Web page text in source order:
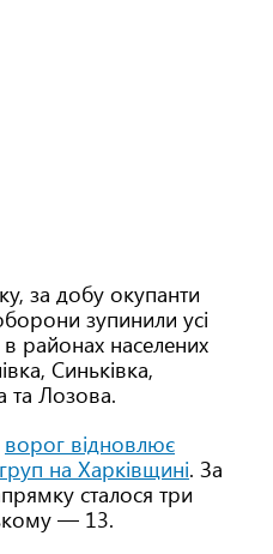
за добу окупанти
зупинили усі
районах населених
Синьківка,
та Лозова.
ворог відновлює
на Харківщині. За
сталося три
— 13.